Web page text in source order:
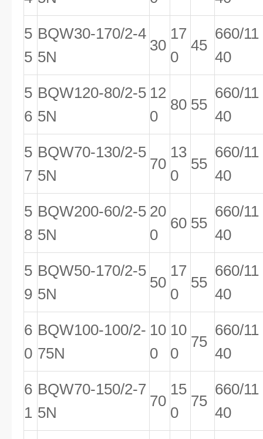
5
5
BQW30-170/2-4
5N
30
17
0
45
660/11
40
5
6
BQW120-80/2-5
5N
12
0
80 55
660/11
40
5
7
BQW70-130/2-5
5N
70
13
0
55
660/11
40
5
8
BQW200-60/2-5
5N
20
0
60 55
660/11
40
5
9
BQW50-170/2-5
5N
50
17
0
55
660/11
40
6
0
BQW100-100/2-
75N
10
0
10
0
75
660/11
40
6
1
BQW70-150/2-7
5N
70
15
0
75
660/11
40